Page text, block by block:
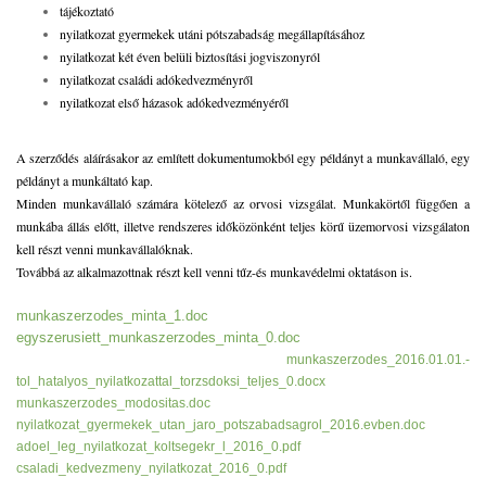
tájékoztató
nyilatkozat gyermekek utáni pótszabadság megállapításához
nyilatkozat két éven belüli biztosítási jogviszonyról
nyilatkozat családi adókedvezményről
nyilatkozat első házasok adókedvezményéről
A szerződés aláírásakor az említett dokumentumokból egy példányt a munkavállaló, egy
példányt a munkáltató kap.
Minden munkavállaló számára kötelező az orvosi vizsgálat. Munkakörtől függően a
munkába állás előtt, illetve rendszeres időközönként teljes körű üzemorvosi vizsgálaton
kell részt venni munkavállalóknak.
Továbbá az alkalmazottnak részt kell venni tűz-és munkavédelmi oktatáson is.
munkaszerzodes_minta_1.doc
egyszerusiett_munkaszerzodes_minta_0.doc
munkaszerzodes_2016.01.01.-
tol_hatalyos_nyilatkozattal_torzsdoksi_teljes_0.docx
munkaszerzodes_modositas.doc
nyilatkozat_gyermekek_utan_jaro_potszabadsagrol_2016.evben.doc
adoel_leg_nyilatkozat_koltsegekr_l_2016_0.pdf
csaladi_kedvezmeny_nyilatkozat_2016_0.pdf